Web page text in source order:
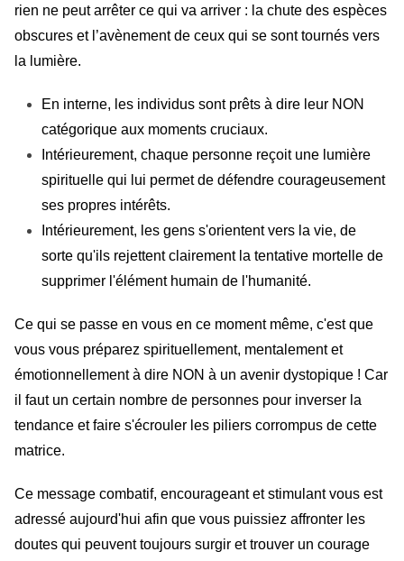
rien ne peut arrêter ce qui va arriver : la chute des espèces
obscures et l’avènement de ceux qui se sont tournés vers
la lumière.
En interne, les individus sont prêts à dire leur NON
catégorique aux moments cruciaux.
Intérieurement, chaque personne reçoit une lumière
spirituelle qui lui permet de défendre courageusement
ses propres intérêts.
Intérieurement, les gens s'orientent vers la vie, de
sorte qu'ils rejettent clairement la tentative mortelle de
supprimer l'élément humain de l'humanité.
Ce qui se passe en vous en ce moment même, c'est que
vous vous préparez spirituellement, mentalement et
émotionnellement à dire NON à un avenir dystopique ! Car
il faut un certain nombre de personnes pour inverser la
tendance et faire s'écrouler les piliers corrompus de cette
matrice.
Ce message combatif, encourageant et stimulant vous est
adressé aujourd'hui afin que vous puissiez affronter les
doutes qui peuvent toujours surgir et trouver un courage